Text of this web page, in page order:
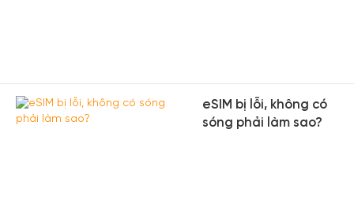
eSIM bị lỗi, không có
sóng phải làm sao?